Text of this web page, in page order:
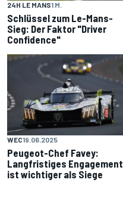
24H LE MANS1 M.
Schlüssel zum Le-Mans-
Sieg: Der Faktor "Driver
Confidence"
WEC19.06.2025
Peugeot-Chef Favey:
Langfristiges Engagement
ist wichtiger als Siege